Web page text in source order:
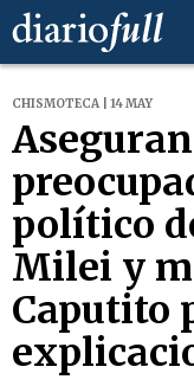
CHISMOTECA | 14 MAY
político
Milei y
Caputito